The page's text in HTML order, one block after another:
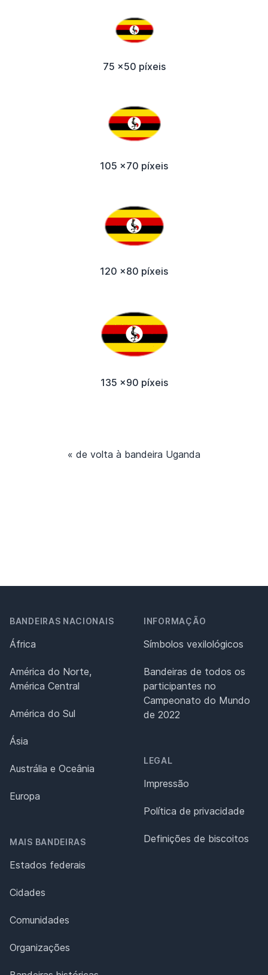
75 x50 píxeis
105 x70 píxeis
120 x80 píxeis
135 x90 píxeis
« de volta à bandeira Uganda
BANDEIRAS NACIONAIS
África
América do Norte,
América Central
América do Sul
Ásia
Austrália e Oceânia
Europa
MAIS BANDEIRAS
Estados federais
Cidades
Comunidades
Organizações
INFORMAÇÃO
Símbolos vexilológicos
Bandeiras de todos os
participantes no
Campeonato do Mundo
de 2022
LEGAL
Impressão
Política de privacidade
Definições de biscoitos